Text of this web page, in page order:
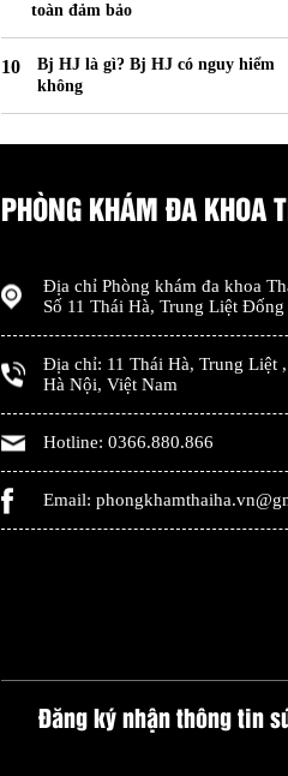
toàn đảm bảo
Bj HJ là gì? Bj HJ có nguy hiểm
không
PHÒNG KHÁM ĐA KHOA
Địa chỉ Phòng khám đa khoa
Số 11 Thái Hà, Trung Liệt
Địa chỉ: 11 Thái Hà, Trung Liệt ,
Hà Nội, Việt Nam
Hotline: 0366.880.866
Email:
Đăng ký nhận thông tin